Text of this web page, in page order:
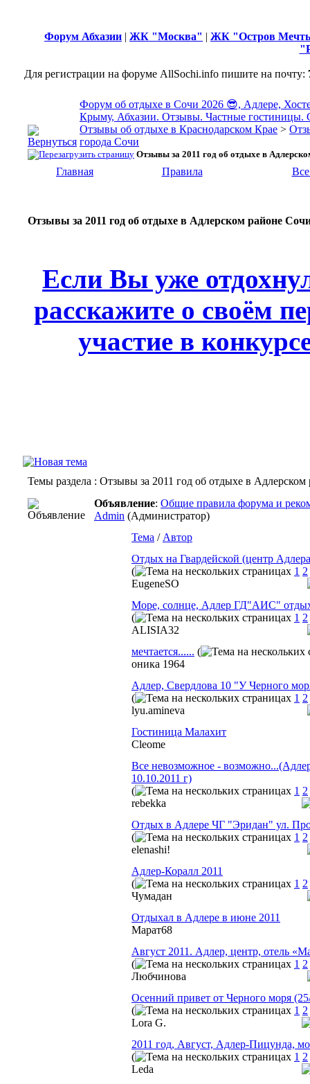
Форум Абхазии | ЖК "Москва" | ЖК "Остров
Для регистрации на форуме AllSochi.info пишите на почту:
Форум об отдыхе в Сочи 2026 😎, Адлере,
Крыму, Абхазии. Отзывы. Частные гостиницы.
Отзывы об отдыхе в Краснодарском Крае >
города Сочи
Отзывы за 2011 год об отдыхе в
Главная Правила
Отзывы за 2011 год об отдыхе в Адлерском районе
Если Вы уже
расскажите о своём
участие в
Темы раздела : Отзывы за 2011 год об отдыхе в
Объявление: Общие правила форума и
Admin (Администратор)
Тема / Автор
Отдых на Гвардейской (центр
(
1 2
EugeneSO
Море, солнце, Адлер ГД"АИС" отдых
(
1 2
ALISIA32
мечтается...... (
оника 1964
Адлер, Свердлова 10 "У Черного
(
1 2
lyu.amineva
Гостиница Малахит
Cleome
Все невозможное -
10.10.2011 г)
(
1 2
rebekka
Отдых в Адлере ЧГ "Эридан" ул.
(
1 2
elenashi!
Адлер-Коралл 2011
(
1 2
Чумадан
Отдыхал в Адлере в июне 2011
Марат68
Август 2011. Адлер, центр, отель
(
1 2
Любчинова
Осенний привет от Черного моря
(
1 2
Lora G.
2011 год, Август, Адлер-Пицунда,
(
1 2
Leda